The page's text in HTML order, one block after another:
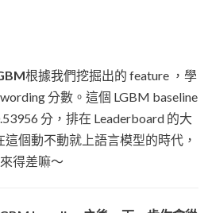
根據我們挖掘出的 feature ，學
分數。這個 LGBM baseline
分，排在 Leaderboard 的大
個動不動就上語言模型的時代，
得差嘛～